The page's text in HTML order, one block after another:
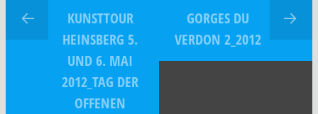
KUNSTTOUR
HEINSBERG 5.
UND 6. MAI
2012_TAG DER
OFFENEN
GORGES DU
VERDON 2_2012